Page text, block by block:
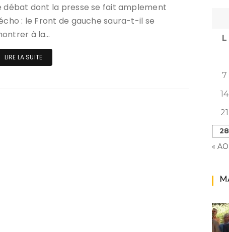
débat dont la presse se fait amplement
: le Front de gauche saura-t-il se
à la…
LIRE LA SUITE
L
7
14
21
28
«